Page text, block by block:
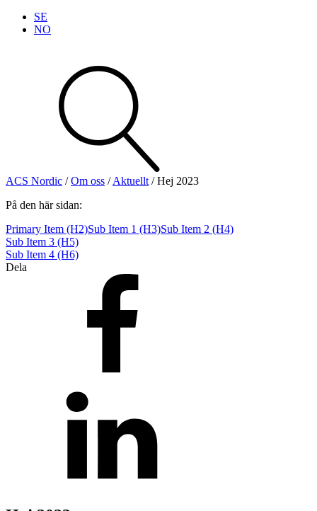
SE
NO
Se alla kategorier
Se alla produkter
Teknisk support
Offertförfrågan
LarmklockorMED-klassade
ACS Nordic /Om oss /Aktuellt /Hej 2023
På den här sidan:
Primary Item (H2)Sub Item 1 (H3)Sub Item 2 (H4)
Sub Item 3 (H5)
Sub Item 4 (H6)
Dela